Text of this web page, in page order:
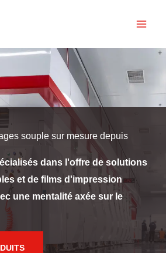
souple sur mesure depuis
dans l'offre de solutions
et de films d'impression
une mentalité axée sur le